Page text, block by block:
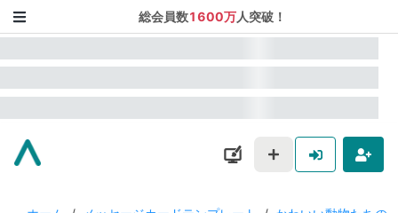
総会員数1600万人突破！